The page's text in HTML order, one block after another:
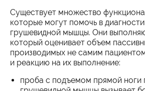
Существует множество
которые могут помочь в
грушевидной мышцы. Они
который оценивает объем
производимых не самим
и реакцию на их выполнение:
проба с подъемом прямой ноги